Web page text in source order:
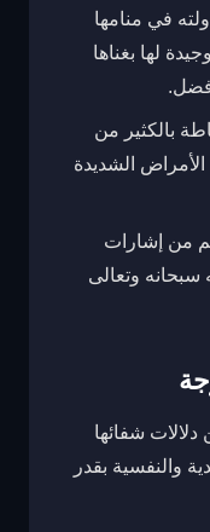
في منامها
لها بغناها
بالكثير من
الأمراض الشديدة
من إشارات
سبحانه وتعالى
دلالات شفائها
والنفسية بقدر